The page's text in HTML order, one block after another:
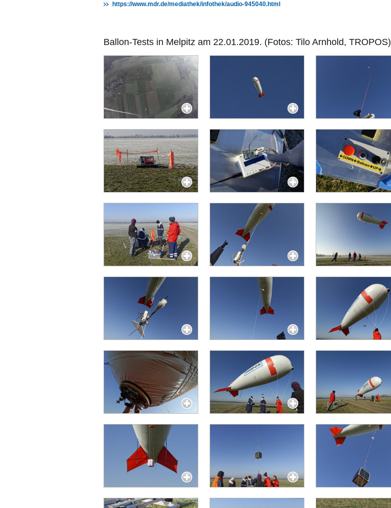
https://www.mdr.de/mediathek/infothek/audio-945040.html
Ballon-Tests in Melpitz am 22.01.2019. (Fotos: Tilo Arnhold, TROPOS)